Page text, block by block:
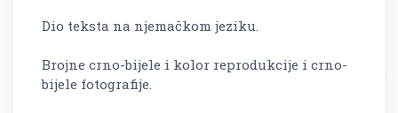
Dio teksta na njemačkom jeziku.
Brojne crno-bijele i kolor reprodukcije i crno-
bijele fotografije.